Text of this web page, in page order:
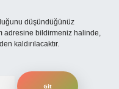
düşündüğünüz
adresine bildirmeniz halinde,
kaldırılacaktır.